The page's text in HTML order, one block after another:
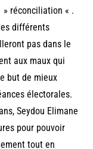
réconciliation « .
différents
pas dans le
aux maux qui
but de mieux
électorales.
Seydou Elimane
pour pouvoir
tout en